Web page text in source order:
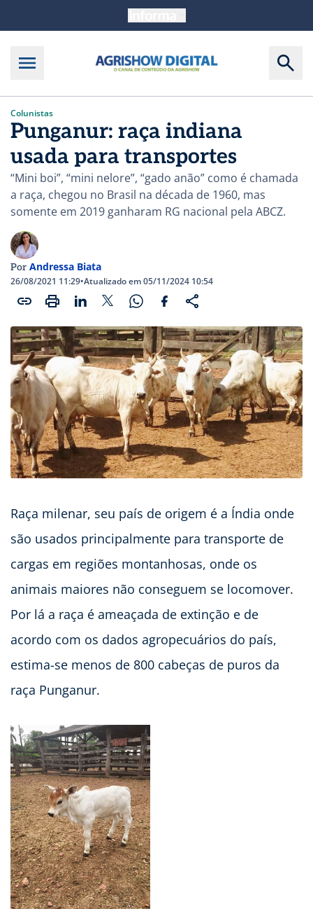
Colunistas
Punganur: raça indiana
usada para transportes
“Mini boi”, “mini nelore”, “gado anão” como é chamada
a raça, chegou no Brasil na década de 1960, mas
somente em 2019 ganharam RG nacional pela ABCZ.
Por Andressa Biata
26/08/2021 11:29•Atualizado em 05/11/2024 10:54
Raça milenar, seu país de origem é a Índia onde
são usados principalmente para transporte de
cargas em regiões montanhosas, onde os
animais maiores não conseguem se locomover.
Por lá a raça é ameaçada de extinção e de
acordo com os dados agropecuários do país,
estima-se menos de 800 cabeças de puros da
raça Punganur.